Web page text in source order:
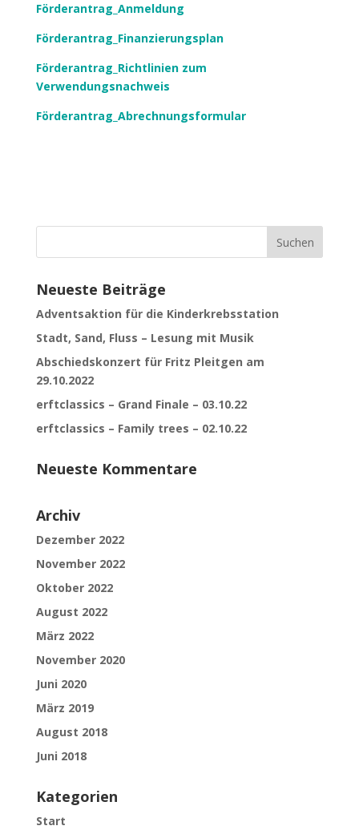
Förderantrag_Anmeldung
Förderantrag_Finanzierungsplan
Förderantrag_Richtlinien zum
Verwendungsnachweis
Förderantrag_Abrechnungsformular
Neueste Beiträge
Adventsaktion für die Kinderkrebsstation
Stadt, Sand, Fluss – Lesung mit Musik
Abschiedskonzert für Fritz Pleitgen am
29.10.2022
erftclassics – Grand Finale – 03.10.22
erftclassics – Family trees – 02.10.22
Neueste Kommentare
Archiv
Dezember 2022
November 2022
Oktober 2022
August 2022
März 2022
November 2020
Juni 2020
März 2019
August 2018
Juni 2018
Kategorien
Start